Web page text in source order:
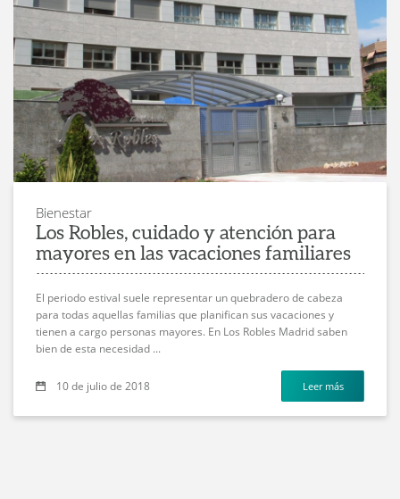
Bienestar
Los Robles, cuidado y atención para
mayores en las vacaciones familiares
El periodo estival suele representar un quebradero de cabeza
para todas aquellas familias que planifican sus vacaciones y
tienen a cargo personas mayores. En Los Robles Madrid saben
bien de esta necesidad ...
10 de julio de 2018 Leer más